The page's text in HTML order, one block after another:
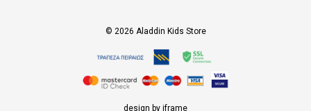
© 2026 Aladdin Kids Store
design by iframe